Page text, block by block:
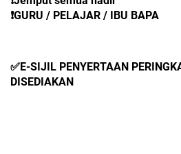
❗️GURU / PELAJAR / IBU BAPA
✅E-SIJIL PENYERTAAN
DISEDIAKAN